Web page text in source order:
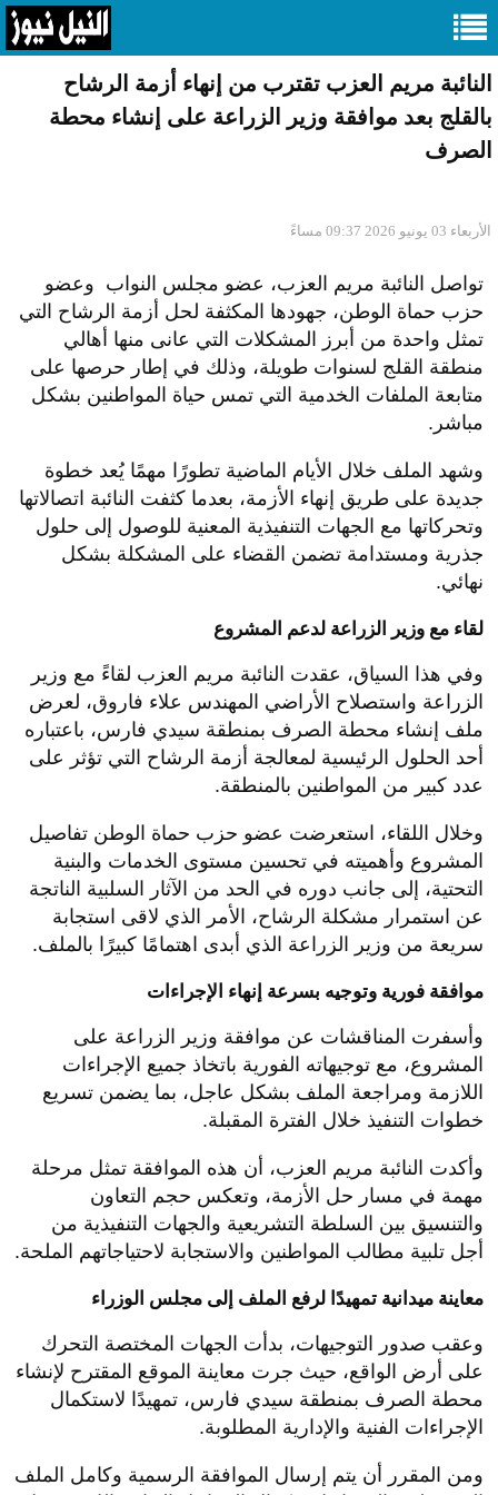
النائبة مريم العزب تقترب من إنهاء أزمة الرشاح
بالقلج بعد موافقة وزير الزراعة على إنشاء محطة
الصرف
الأربعاء 03 يونيو 2026 09:37 مساءً
تواصل النائبة مريم العزب، عضو مجلس النواب وعضو
تمثل واحدة من أبرز المشكلات التي عانى منها أهالي
منطقة القلج لسنوات طويلة، وذلك في إطار حرصها على
متابعة الملفات الخدمية التي تمس حياة المواطنين بشكل
مباشر.
وشهد الملف خلال الأيام الماضية تطورًا مهمًا يُعد خطوة
جديدة على طريق إنهاء الأزمة، بعدما كثفت النائبة اتصالاتها
جذرية ومستدامة تضمن القضاء على المشكلة بشكل
نهائي.
لقاء مع وزير الزراعة لدعم المشروع
الزراعة واستصلاح الأراضي المهندس علاء فاروق، لعرض
ملف إنشاء محطة الصرف بمنطقة سيدي فارس، باعتباره
أحد الحلول الرئيسية لمعالجة أزمة الرشاح التي تؤثر على
عدد كبير من المواطنين بالمنطقة.
وخلال اللقاء، استعرضت عضو حزب حماة الوطن تفاصيل
المشروع وأهميته في تحسين مستوى الخدمات والبنية
التحتية، إلى جانب دوره في الحد من الآثار السلبية الناتجة
عن استمرار مشكلة الرشاح، الأمر الذي لاقى استجابة
سريعة من وزير الزراعة الذي أبدى اهتمامًا كبيرًا بالملف.
وأسفرت المناقشات عن موافقة وزير الزراعة على
المشروع، مع توجيهاته الفورية باتخاذ جميع الإجراءات
اللازمة ومراجعة الملف بشكل عاجل، بما يضمن تسريع
خطوات التنفيذ خلال الفترة المقبلة.
وأكدت النائبة مريم العزب، أن هذه الموافقة تمثل مرحلة
مهمة في مسار حل الأزمة، وتعكس حجم التعاون